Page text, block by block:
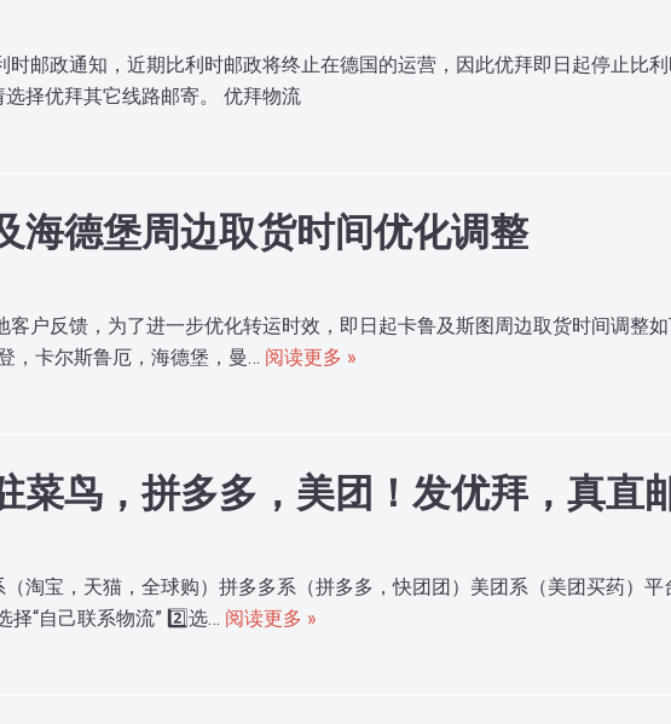
时邮政通知，近期比利时邮政将终止在德国的运营，因此优拜即日起停止比
择优拜其它线路邮寄。 优拜物流
海德堡周边取货时间优化调整
客户反馈，为了进一步优化转运时效，即日起卡鲁及斯图周边取货时间调整
，卡尔斯鲁厄，海德堡，曼… 阅读更多 »
菜鸟，拼多多，美团！发优拜，真直
淘宝，天猫，全球购）拼多多系（拼多多，快团团）美团系（美团买药）
择“自己联系物流” 2️⃣选… 阅读更多 »